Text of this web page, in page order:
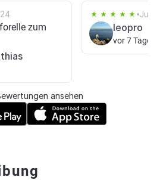
zum
Jul
leopro
vor 7 Tagen
ansehen